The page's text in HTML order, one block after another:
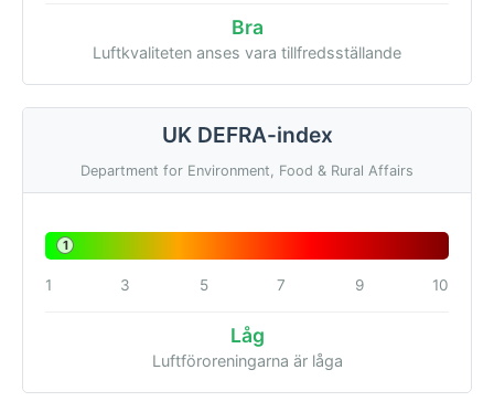
Bra
Luftkvaliteten anses vara tillfredsställande
UK DEFRA-index
Department for Environment, Food & Rural Affairs
1
1 3 5 7 9 10
Låg
Luftföroreningarna är låga